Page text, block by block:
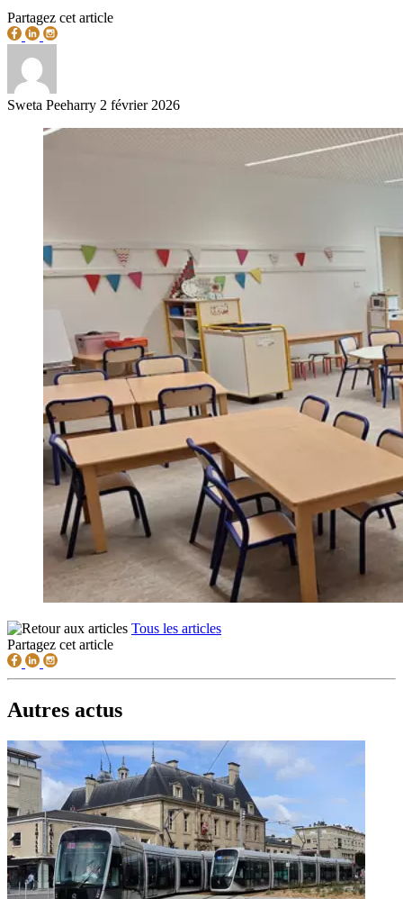
Partagez cet article
Sweta Peeharry 2 février 2026
Tous les articles
Partagez cet article
Autres actus